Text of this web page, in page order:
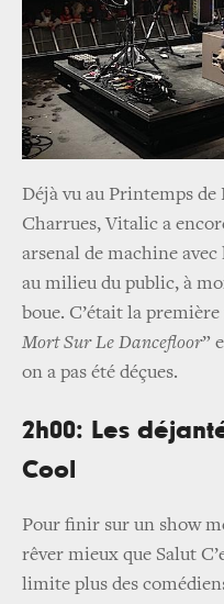
Déjà vu au Printemps de
Charrues, Vitalic a
arsenal de machine
au milieu du public, à
boue. C’était la
Mort Sur Le Dancefloor”
on a pas été déçues.
2h00: Les
Cool
Pour finir sur un show
rêver mieux que Salut
limite plus des